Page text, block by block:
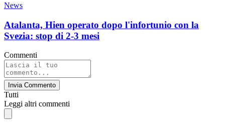
News
Atalanta, Hien operato dopo l'infortunio con la
Svezia: stop di 2-3 mesi
Commenti
Invia Commento
Tutti
Leggi altri commenti